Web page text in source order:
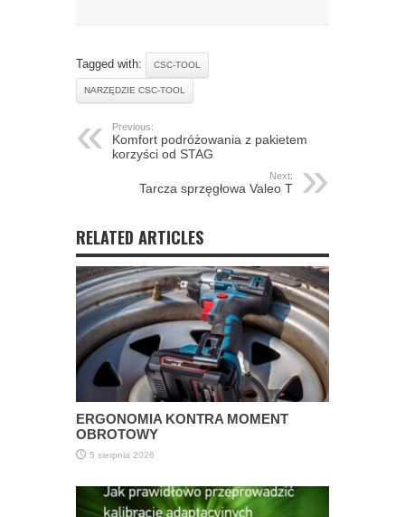
Tagged with: CSC-TOOL
NARZĘDZIE CSC-TOOL
Previous:
Komfort podróżowania z pakietem
korzyści od STAG
Next:
Tarcza sprzęgłowa Valeo T
RELATED ARTICLES
ERGONOMIA KONTRA MOMENT
OBROTOWY
5 sierpnia 2026